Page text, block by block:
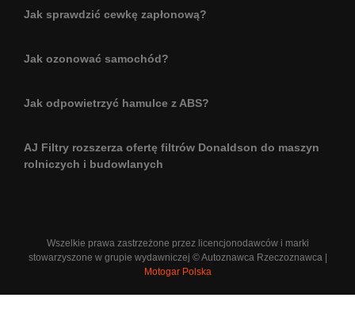
Jak sprawdzić cewkę zapłonową?
Jak ozonować samochód?
Jak odpowietrzyć hamulce z ABS?
AJ Filtry rozszerza ofertę filtrów Donaldson do maszyn
rolniczych i budowlanych
Wszelkie prawa zastrzeżone przez licencjonodawców i marki
stowarzyszone w grupie wydawniczej © Autoznawca Rzeczoznawca |
Motogar Polska